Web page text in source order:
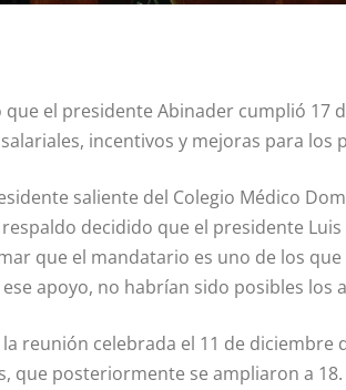
el presidente Abinader cumplió 17
incentivos y mejoras para los
saliente del Colegio Médico
decidido que el presidente
que el mandatario es uno de los
apoyo, no habrían sido posibles los
reunión celebrada el 11 de diciembre
que posteriormente se ampliaron a